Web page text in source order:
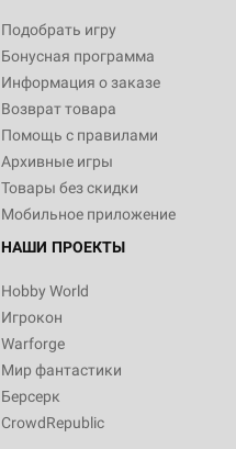
Подобрать игру
Бонусная программа
Информация о заказе
Возврат товара
Помощь с правилами
Архивные игры
Товары без скидки
Мобильное приложение
НАШИ ПРОЕКТЫ
Hobby World
Игрокон
Warforge
Мир фантастики
Берсерк
CrowdRepublic